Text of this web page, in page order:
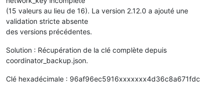
(15 valeurs au lieu de 16). La version 2.12.0 a ajouté une
validation stricte absente
des versions précédentes.
Solution : Récupération de la clé complète depuis
coordinator_backup.json.
Clé hexadécimale : 96af96ec5916xxxxxxx4d36c8a671fdc